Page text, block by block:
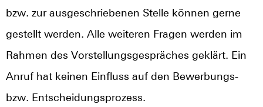
bzw. zur ausgeschriebenen Stelle können gerne
gestellt werden. Alle weiteren Fragen werden im
Rahmen des Vorstellungsgespräches geklärt. Ein
Anruf hat keinen Einfluss auf den Bewerbungs-
bzw. Entscheidungsprozess.